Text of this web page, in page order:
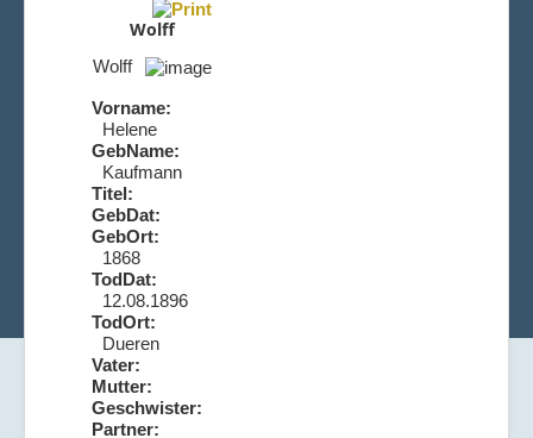
Wolff
Wolff
Vorname:
Helene
GebName:
Kaufmann
Titel:
GebDat:
GebOrt:
1868
TodDat:
12.08.1896
TodOrt:
Dueren
Vater:
Mutter:
Geschwister:
Partner: